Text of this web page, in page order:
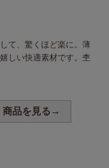
て、驚くほど楽に。薄
しい快適素材です。杢
商品を見る→